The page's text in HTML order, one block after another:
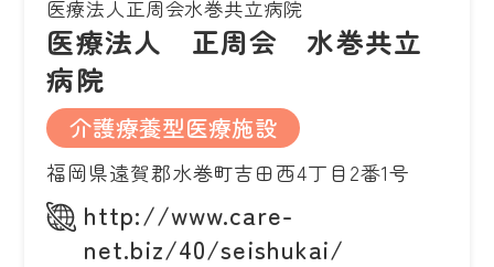
医療法人正周会水巻共立病院
医療法人 正周会 水巻共立
病院
介護療養型医療施設
福岡県遠賀郡水巻町吉田西4丁目2番1号
http://www.care-
net.biz/40/seishukai/